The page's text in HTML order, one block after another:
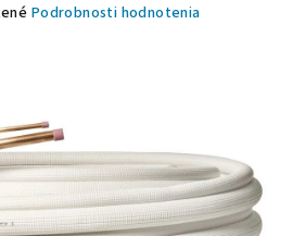
Podrobnosti hodnotenia